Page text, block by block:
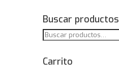
Buscar productos
Buscar
Carrito